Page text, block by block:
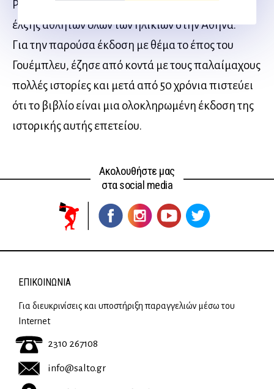
Ραμόν Ρότσα το μετέβαλε στον μεγαλύτερο πόλο
έλξης αθλητών όλων των ηλικιών στην Αθήνα.
Για την παρούσα έκδοση με θέμα το έπος του
Γουέμπλευ, έζησε από κοντά με τους παλαίμαχους
πολλές ιστορίες και μετά από 50 χρόνια πιστεύει
ότι το βιβλίο είναι μια ολοκληρωμένη έκδοση της
ιστορικής αυτής επετείου.
Ακολουθήστε μας
στα social media
ΕΠΙΚΟΙΝΩΝΊΑ
Για διευκρινίσεις και υποστήριξη παραγγελιών μέσω του
Internet
2310 267108
info@salto.gr